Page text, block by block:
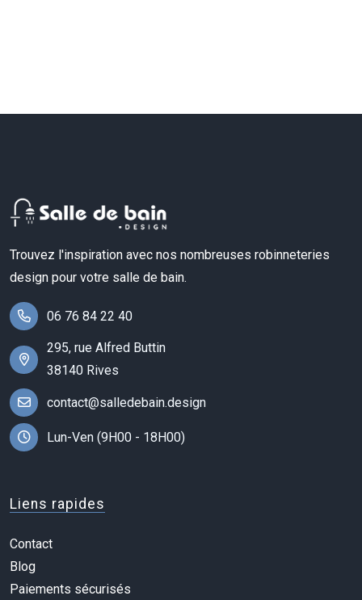
Trouvez l'inspiration avec nos nombreuses robinneteries
design pour votre salle de bain.
06 76 84 22 40
295, rue Alfred Buttin
38140 Rives
contact@salledebain.design
Lun-Ven (9H00 - 18H00)
Liens rapides
Contact
Blog
Paiements sécurisés